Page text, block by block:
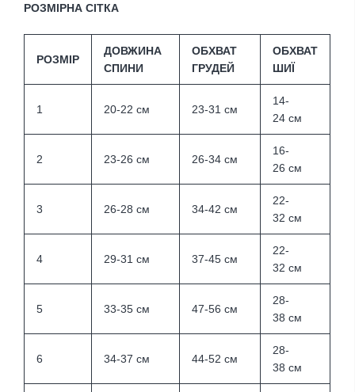
РОЗМІРНА СІТКА
РОЗМІР
ДОВЖИНА
СПИНИ
ОБХВАТ
ГРУДЕЙ
ОБХВАТ
ШИЇ
1 20-22 см 23-31 см
14-
24 см
2 23-26 см 26-34 см
16-
26 см
3 26-28 см 34-42 см
22-
32 см
4 29-31 см 37-45 см
22-
32 см
5 33-35 см 47-56 см
28-
38 см
6 34-37 см 44-52 см
28-
38 см